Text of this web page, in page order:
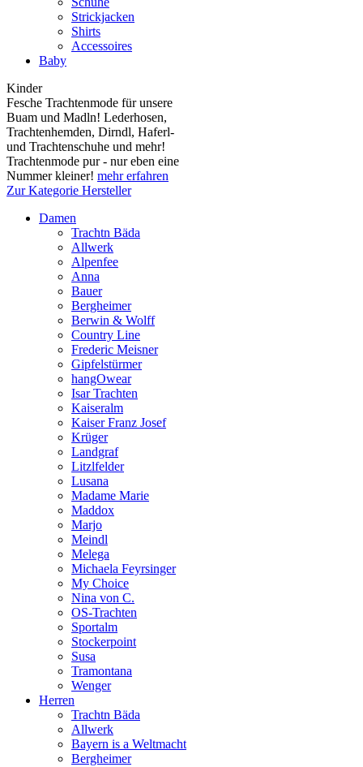
Strickjacken
Shirts
Accessoires
Baby
Kinder
Fesche Trachtenmode für unsere
Buam und Madln! Lederhosen,
Trachtenhemden, Dirndl, Haferl-
und Trachtenschuhe und mehr!
Trachtenmode pur - nur eben eine
Nummer kleiner! mehr erfahren
Zur Kategorie Hersteller
Damen
Trachtn Bäda
Allwerk
Alpenfee
Anna
Bauer
Bergheimer
Berwin & Wolff
Country Line
Frederic Meisner
Gipfelstürmer
hangOwear
Isar Trachten
Kaiseralm
Kaiser Franz Josef
Krüger
Landgraf
Litzlfelder
Lusana
Madame Marie
Maddox
Marjo
Meindl
Melega
Michaela Feyrsinger
My Choice
Nina von C.
OS-Trachten
Sportalm
Stockerpoint
Susa
Tramontana
Wenger
Herren
Trachtn Bäda
Allwerk
Bayern is a Weltmacht
Bergheimer